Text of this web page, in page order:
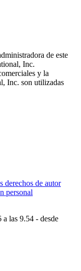
de este
Inc.
y la
Inc. son utilizadas
derechos de autor
personal
las 9.54 - desde